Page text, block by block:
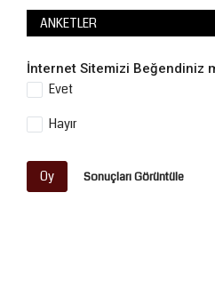
ANKETLER
İnternet Sitemizi Beğendiniz
Evet
Hayır
Oy Sonuçları Görüntüle